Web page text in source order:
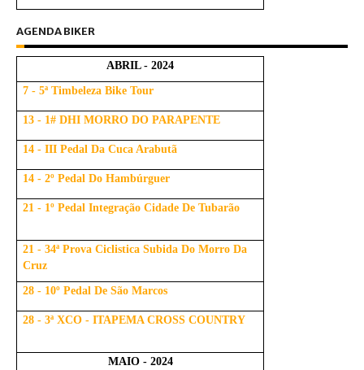
AGENDA BIKER
ABRIL - 2024
7 - 5ª Timbeleza Bike Tour
13 - 1# DHI MORRO DO PARAPENTE
14 - III Pedal Da Cuca Arabutã
14 - 2º Pedal Do Hambúrguer
21 - 1º Pedal Integração Cidade De Tubarão
21 - 34ª Prova Ciclistica Subida Do Morro Da
Cruz
28 - 10º Pedal De São Marcos
28 - 3ª XCO - ITAPEMA CROSS COUNTRY
MAIO - 2024